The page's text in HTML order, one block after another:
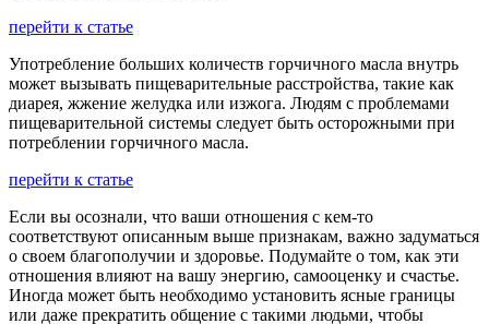
перейти к статье
Употребление больших количеств горчичного масла внутрь
может вызывать пищеварительные расстройства, такие как
диарея, жжение желудка или изжога. Людям с проблемами
пищеварительной системы следует быть осторожными при
потреблении горчичного масла.
перейти к статье
Если вы осознали, что ваши отношения с кем-то
соответствуют описанным выше признакам, важно задуматься
о своем благополучии и здоровье. Подумайте о том, как эти
отношения влияют на вашу энергию, самооценку и счастье.
Иногда может быть необходимо установить ясные границы
или даже прекратить общение с такими людьми, чтобы